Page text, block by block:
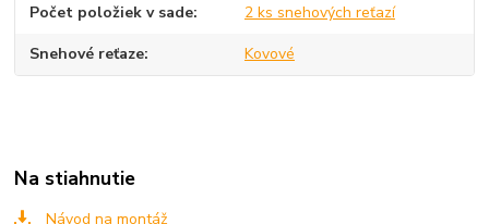
Počet položiek v sade 2 ks snehových reťazí
Snehové reťaze Kovové
Na stiahnutie
Návod na montáž